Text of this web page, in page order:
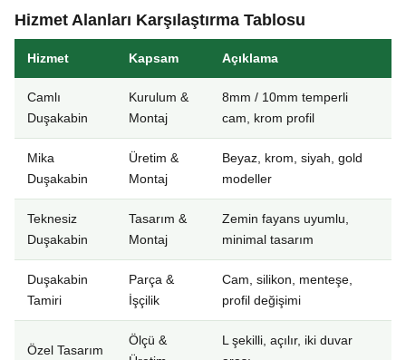
Hizmet Alanları Karşılaştırma Tablosu
Hizmet Kapsam Açıklama
Camlı
Duşakabin
Kurulum &
Montaj
8mm / 10mm temperli
cam, krom profil
Mika
Duşakabin
Üretim &
Montaj
Beyaz, krom, siyah, gold
modeller
Teknesiz
Duşakabin
Tasarım &
Montaj
Zemin fayans uyumlu,
minimal tasarım
Duşakabin
Tamiri
Parça &
İşçilik
Cam, silikon, menteşe,
profil değişimi
Özel Tasarım
Ölçü &
L şekilli, açılır, iki duvar